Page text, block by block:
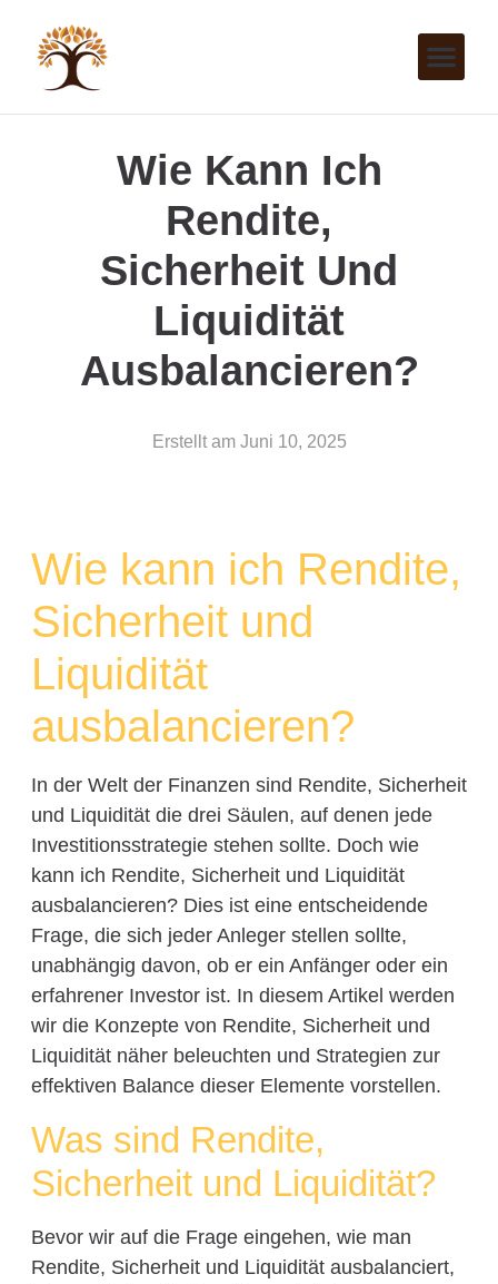
Wie Kann Ich
Rendite,
Sicherheit Und
Liquidität
Ausbalancieren?
Erstellt am Juni 10, 2025
Wie kann ich Rendite,
Sicherheit und
Liquidität
ausbalancieren?
In der Welt der Finanzen sind Rendite, Sicherheit
und Liquidität die drei Säulen, auf denen jede
Investitionsstrategie stehen sollte. Doch wie
kann ich Rendite, Sicherheit und Liquidität
ausbalancieren? Dies ist eine entscheidende
Frage, die sich jeder Anleger stellen sollte,
unabhängig davon, ob er ein Anfänger oder ein
erfahrener Investor ist. In diesem Artikel werden
wir die Konzepte von Rendite, Sicherheit und
Liquidität näher beleuchten und Strategien zur
effektiven Balance dieser Elemente vorstellen.
Was sind Rendite,
Sicherheit und Liquidität?
Bevor wir auf die Frage eingehen, wie man
Rendite, Sicherheit und Liquidität ausbalanciert,